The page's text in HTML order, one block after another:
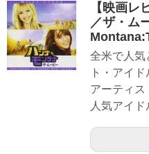
【映画レ
／ザ・ム
全米で人気
ト・アイ
アーティス
人気アイ